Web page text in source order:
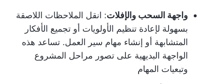
واجهة السحب والإفلات: انقل الملاحظات اللاصقة
بسهولة لإعادة تنظيم الأولويات أو تجميع الأفكار
المتشابهة أو إنشاء مهام سير العمل. تساعد هذه
الواجهة البديهية على تصور مراحل المشروع
وتبعيات المهام